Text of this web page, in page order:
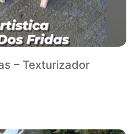
– Texturizador